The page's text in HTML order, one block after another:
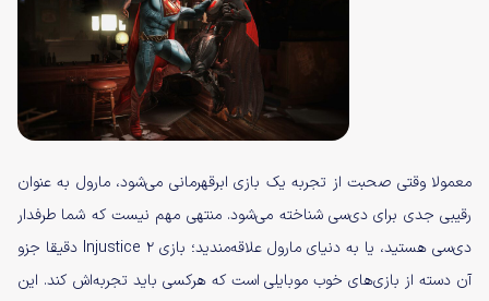
معمولا وقتی صحبت از تجربه یک بازی ابرقهرمانی می‌شود، مارول به عنوان
رقیبی جدی برای دی‌سی شناخته می‌شود. منتهی مهم نیست که شما طرفدار
دی‌سی هستید، یا به دنیای مارول علاقه‌مندید؛ بازی Injustice 2 دقیقا جزو
آن دسته از بازی‌های خوب موبایلی است که هرکسی باید تجربه‌اش کند. این